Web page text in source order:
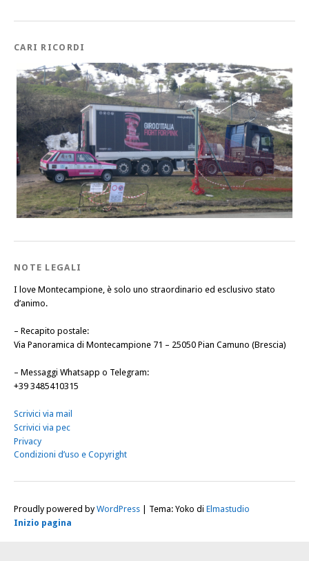
CARI RICORDI
NOTE LEGALI
I love Montecampione, è solo uno straordinario ed esclusivo stato
d’animo.
– Recapito postale:
Via Panoramica di Montecampione 71 – 25050 Pian Camuno (Brescia)
– Messaggi Whatsapp o Telegram:
+39 3485410315
Scrivici via mail
Scrivici via pec
Privacy
Condizioni d’uso e Copyright
Proudly powered by WordPress Tema: Yoko di Elmastudio
Inizio pagina